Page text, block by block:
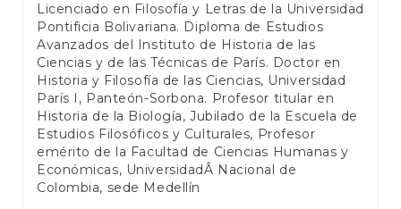
Licenciado en Filosofía y Letras de la Universidad
Pontificia Bolivariana. Diploma de Estudios
Avanzados del Instituto de Historia de las
Ciencias y de las Técnicas de París. Doctor en
Historia y Filosofía de las Ciencias, Universidad
París I, Panteón-Sorbona. Profesor titular en
Historia de la Biología, Jubilado de la Escuela de
Estudios Filosóficos y Culturales, Profesor
emérito de la Facultad de Ciencias Humanas y
Económicas, UniversidadÂ Nacional de
Colombia, sede Medellín